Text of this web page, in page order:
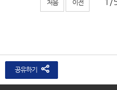
처음 이전
공유하기